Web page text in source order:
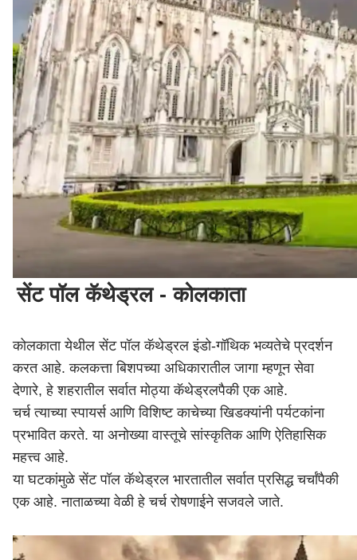
सेंट पॉल कॅथेड्रल - कोलकाता
कोलकाता येथील सेंट पॉल कॅथेड्रल इंडो-गॉथिक भव्यतेचे प्रदर्शन
करत आहे. कलकत्ता बिशपच्या अधिकारातील जागा म्हणून सेवा
देणारे, हे शहरातील सर्वात मोठ्या कॅथेड्रलपैकी एक आहे.
चर्च त्याच्या स्पायर्स आणि विशिष्ट काचेच्या खिडक्यांनी पर्यटकांना
प्रभावित करते. या अनोख्या वास्तूचे सांस्कृतिक आणि ऐतिहासिक
महत्त्व आहे.
या घटकांमुळे सेंट पॉल कॅथेड्रल भारतातील सर्वात प्रसिद्ध चर्चांपैकी
एक आहे. नाताळच्या वेळी हे चर्च रोषणाईने सजवले जाते.